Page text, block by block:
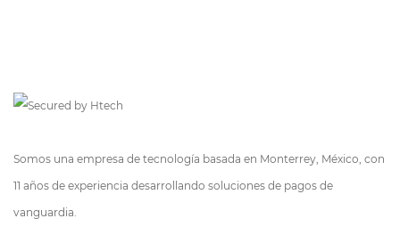
Somos una empresa de tecnología basada en Monterrey, México, con
11 años de experiencia desarrollando soluciones de pagos de
vanguardia.